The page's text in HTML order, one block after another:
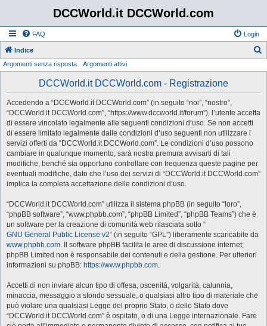
DCCWorld.it DCCWorld.com
FAQ Login
Indice
Argomenti senza risposta Argomenti attivi
DCCWorld.it DCCWorld.com - Registrazione
Accedendo a “DCCWorld.it DCCWorld.com” (in seguito “noi”, “nostro”,
“DCCWorld.it DCCWorld.com”, “https://www.dccworld.it/forum”), l’utente accetta
di essere vincolato legalmente alle seguenti condizioni d’uso. Se non accetti
di essere limitato legalmente dalle condizioni d’uso seguenti non utilizzare i
servizi offerti da “DCCWorld.it DCCWorld.com”. Le condizioni d’uso possono
cambiare in qualunque momento, sarà nostra premura avvisarti di tali
modifiche, benché sia opportuno controllare con frequenza queste pagine per
eventuali modifiche, dato che l’uso dei servizi di “DCCWorld.it DCCWorld.com”
implica la completa accettazione delle condizioni d’uso.
“DCCWorld.it DCCWorld.com” utilizza il sistema phpBB (in seguito “loro”,
“phpBB software”, “www.phpbb.com”, “phpBB Limited”, “phpBB Teams”) che è
un software per la creazione di comunità web rilasciata sotto “
GNU General Public License v2” (in seguito “GPL”) liberamente scaricabile da
www.phpbb.com. Il software phpBB facilita le aree di discussione internet;
phpBB Limited non è responsabile dei contenuti e della gestione. Per ulteriori
informazioni su phpBB: https://www.phpbb.com.
Accetti di non inviare alcun tipo di offesa, oscenità, volgarità, calunnia,
minaccia, messaggio a sfondo sessuale, o qualsiasi altro tipo di materiale che
può violare una qualsiasi Legge del proprio Stato, o dello Stato dove
“DCCWorld.it DCCWorld.com” è ospitato, o di una Legge internazionale. Fare